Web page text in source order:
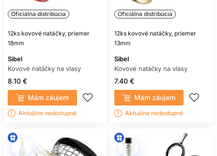
Oficiálna distribúcia
12ks kovové natáčky, priemer
18mm
Sibel
Kovové natáčky na vlasy
8.10 €
Mám záujem
Aktuálne nedostupné
Oficiálna distribúcia
12ks kovové natáčky, priemer
13mm
Sibel
Kovové natáčky na vlasy
7.40 €
Mám záujem
Aktuálne nedostupné